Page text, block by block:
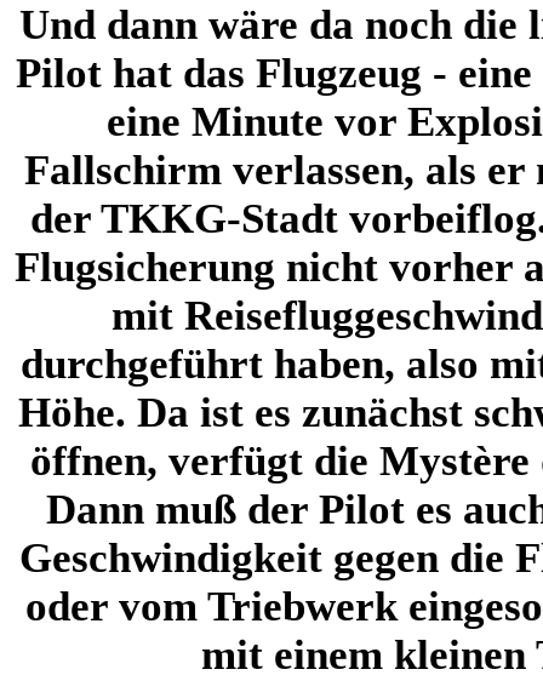
Und dann wäre da noch die
Pilot hat das Flugzeug -
eine Minute vor
Fallschirm verlassen, als
der TKKG-Stadt
Flugsicherung nicht vorher
mit
durchgeführt haben, also
Höhe. Da ist es zunächst
öffnen, verfügt die
Dann muß der Pilot es
Geschwindigkeit gegen die
oder vom Triebwerk
mit einem kleinen